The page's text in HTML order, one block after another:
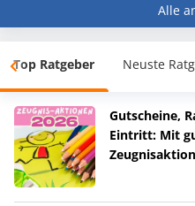
Alle
Top Ratgeber Neuste
Gutscheine,
Eintritt: Mit